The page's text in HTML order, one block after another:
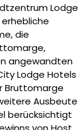
Lodge
die
angewandten
Lodge Hotels
Bruttomarge
Ausbeute
berücksichtigt